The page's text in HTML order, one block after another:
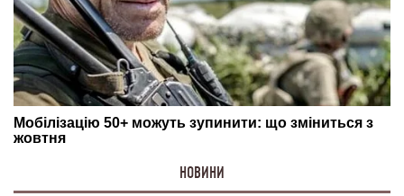
НОВИНИ